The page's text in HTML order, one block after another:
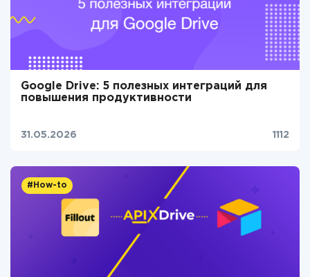
Google Drive: 5 полезных интеграций для
повышения продуктивности
31.05.2026 1112
#How-to